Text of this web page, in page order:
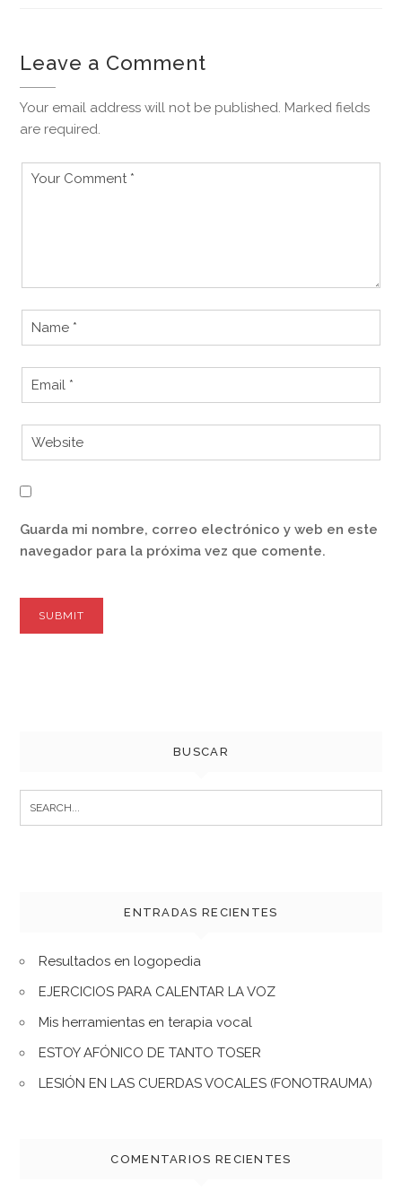
Leave a Comment
Your email address will not be published. Marked fields
are required.
Guarda mi nombre, correo electrónico y web en este
navegador para la próxima vez que comente.
BUSCAR
for:
ENTRADAS RECIENTES
Resultados en logopedia
EJERCICIOS PARA CALENTAR LA VOZ
Mis herramientas en terapia vocal
ESTOY AFÓNICO DE TANTO TOSER
LESIÓN EN LAS CUERDAS VOCALES (FONOTRAUMA)
COMENTARIOS RECIENTES